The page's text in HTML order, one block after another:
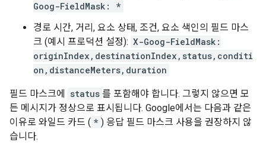
Goog-FieldMask: *
경로 시간, 거리, 요소 상태, 조건, 요소 색인의 필드 마스
크 (예시 프로덕션 설정): X-Goog-FieldMask:
originIndex,destinationIndex,status,conditi
on,distanceMeters,duration
필드 마스크에 status 를 포함해야 합니다. 그렇지 않으면 모
든 메시지가 정상으로 표시됩니다. Google에서는 다음과 같은
이유로 와일드 카드 ( * ) 응답 필드 마스크 사용을 권장하지 않
습니다.